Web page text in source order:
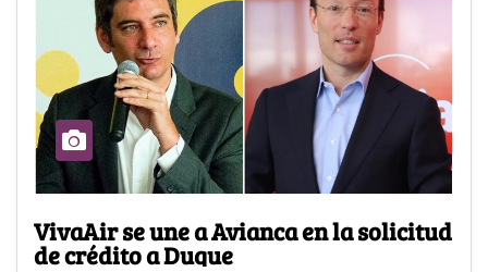
VivaAir se une a Avianca en la solicitud
de crédito a Duque